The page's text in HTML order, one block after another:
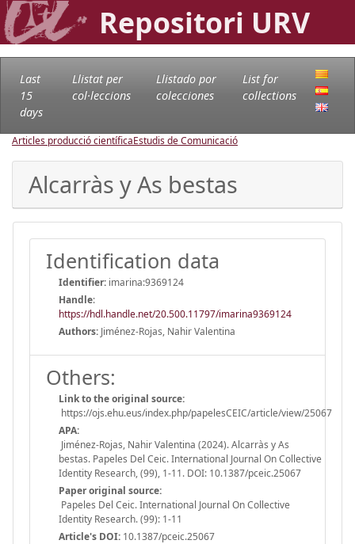
Repositori URV
Last
15
days
Llistat per
col·leccions
Llistado por
colecciones
List for
collections
Articles producció científicaEstudis de Comunicació
Alcarràs y As bestas
Identification data
Identifier: imarina:9369124
Handle:
https://hdl.handle.net/20.500.11797/imarina9369124
Authors: Jiménez-Rojas, Nahir Valentina
Others:
Link to the original source:
https://ojs.ehu.eus/index.php/papelesCEIC/article/view/25067
APA:
Jiménez-Rojas, Nahir Valentina (2024). Alcarràs y As
bestas. Papeles Del Ceic. International Journal On Collective
Identity Research, (99), 1-11. DOI: 10.1387/pceic.25067
Paper original source:
Papeles Del Ceic. International Journal On Collective
Identity Research. (99): 1-11
Article's DOI: 10.1387/pceic.25067